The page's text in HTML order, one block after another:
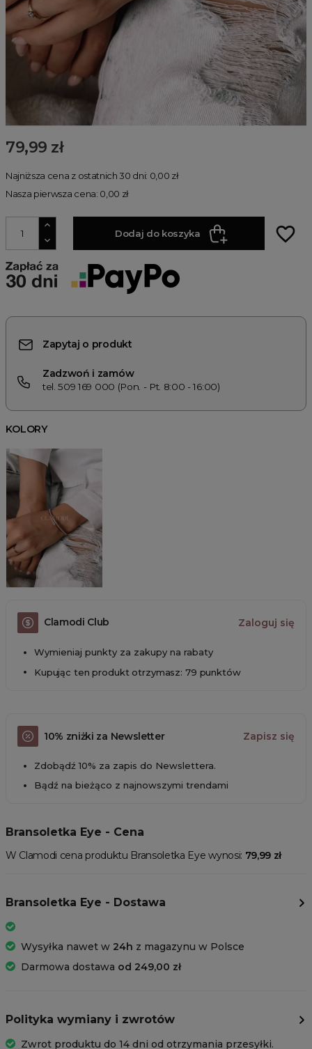
79,99 zł
Najniższa cena z ostatnich 30 dni: 0,00 zł
Nasza pierwsza cena: 0,00 zł
Dodaj do koszyka favorite_border
Zapytaj o produkt
Zadzwoń i zamów
tel. 509 169 000 (Pon. - Pt. 8:00 - 16:00)
KOLORY
Clamodi Club Zaloguj się
Wymieniaj punkty za zakupy na rabaty
Kupując ten produkt otrzymasz: 79 punktów
10% zniżki za Newsletter Zapisz się
Zdobądź 10% za zapis do Newslettera.
Bądź na bieżąco z najnowszymi trendami
Bransoletka Eye - Cena
W Clamodi cena produktu Bransoletka Eye wynosi: 79,99 zł
Bransoletka Eye - Dostawa
Wysyłka nawet w 24h z magazynu w Polsce
Darmowa dostawa od 249,00 zł
Polityka wymiany i zwrotów
Zwrot produktu do 14 dni od otrzymania przesyłki.